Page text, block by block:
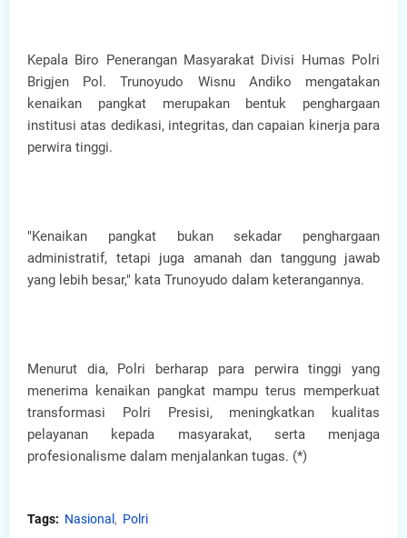
Kepala Biro Penerangan Masyarakat Divisi Humas Polri
Brigjen Pol. Trunoyudo Wisnu Andiko mengatakan
kenaikan pangkat merupakan bentuk penghargaan
institusi atas dedikasi, integritas, dan capaian kinerja para
perwira tinggi.
"Kenaikan pangkat bukan sekadar penghargaan
administratif, tetapi juga amanah dan tanggung jawab
yang lebih besar," kata Trunoyudo dalam keterangannya.
Menurut dia, Polri berharap para perwira tinggi yang
menerima kenaikan pangkat mampu terus memperkuat
transformasi Polri Presisi, meningkatkan kualitas
pelayanan kepada masyarakat, serta menjaga
profesionalisme dalam menjalankan tugas. (*)
Tags: Nasional Polri